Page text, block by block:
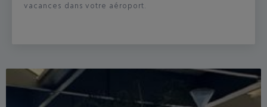
vacances dans votre aéroport.